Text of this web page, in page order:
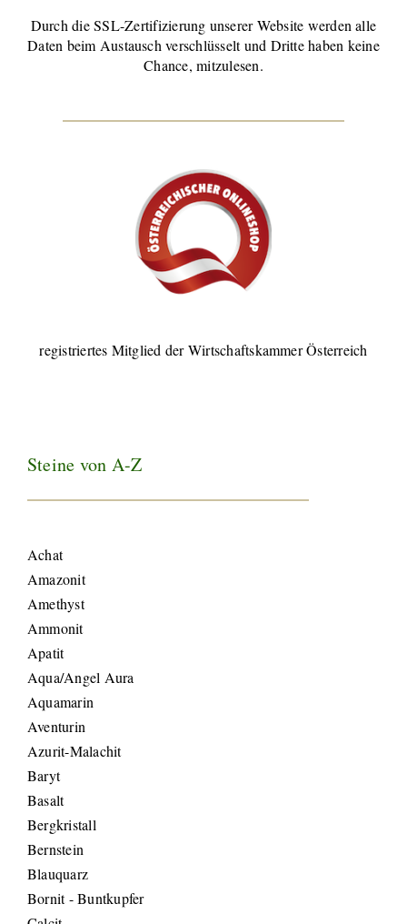
Durch die SSL-Zertifizierung unserer Website werden alle
Daten beim Austausch verschlüsselt und Dritte haben keine
Chance, mitzulesen.
registriertes Mitglied der Wirtschaftskammer Österreich
Steine von A-Z
Achat
Amazonit
Amethyst
Ammonit
Apatit
Aqua/Angel Aura
Aquamarin
Aventurin
Azurit-Malachit
Baryt
Basalt
Bergkristall
Bernstein
Blauquarz
Bornit - Buntkupfer